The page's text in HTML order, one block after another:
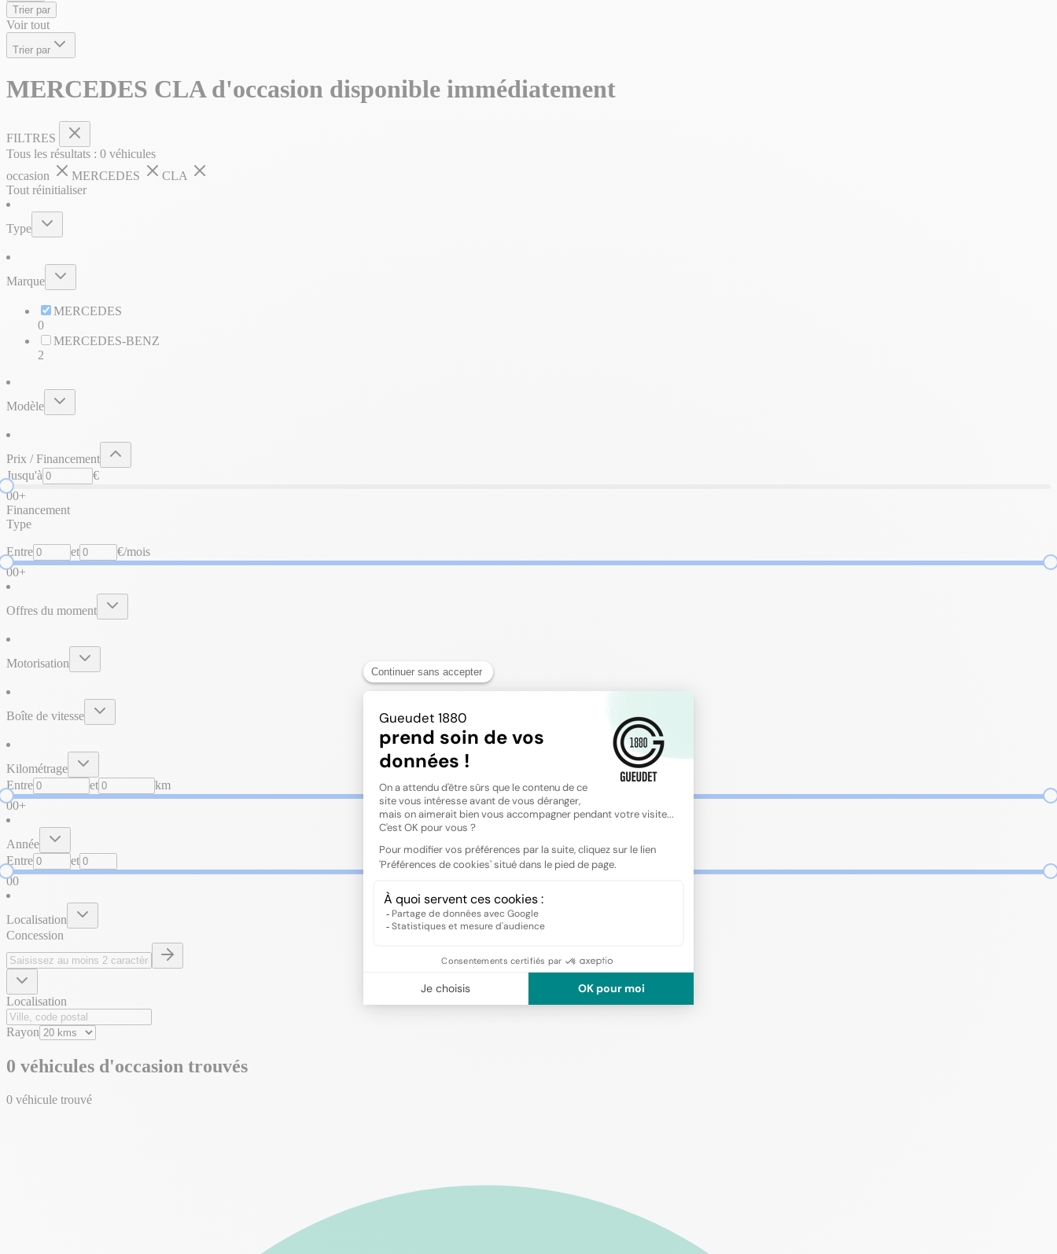
Trier par
Voir tout
Trier par
MERCEDES CLA d'occasion disponible immédiatement
FILTRES
Tous les résultats : 0 véhicules
occasion
MERCEDES
CLA
Tout réinitialiser
Type
Marque
MERCEDES
0
MERCEDES-BENZ
2
Modèle
Prix / Financement
Jusqu'à
€
00+
Financement
Type
Entre et
€/mois
00+
Offres du moment
Motorisation
Boîte de vitesse
Kilométrage
Entre
et
km
00+
Année
Entre
et
00
Localisation
Concession
Localisation
Rayon
0 véhicules d'occasion trouvés
0 véhicule trouvé